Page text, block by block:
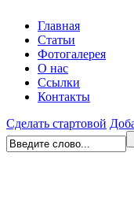
Главная
Статьи
Фотогалерея
О нас
Ссылки
Контакты
Сделать стартовой